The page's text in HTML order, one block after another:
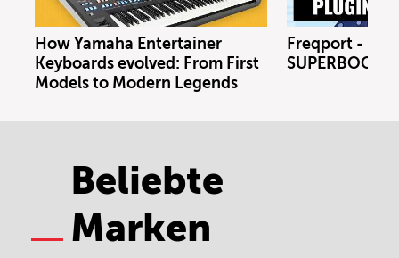
How Yamaha Entertainer
Keyboards evolved: From First
Models to Modern Legends
Freqport -
Beliebte
Marken